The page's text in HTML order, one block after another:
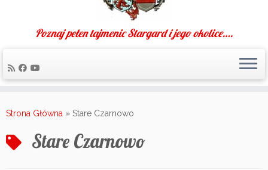
to
Poznaj pełen tajmenic Stargard i jego okolice….
Strona Główna » Stare Czarnowo
Stare Czarnowo